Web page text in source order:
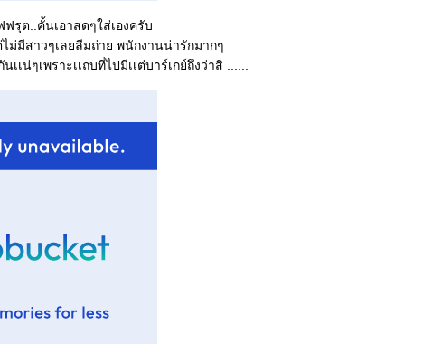
รุต..คั้นเอาสดๆใส่เองครับ
ไม่มีสาวๆเลยลืมถ่าย พนักงานน่ารักมากๆ
เน่ๆเพราะเเถบที่ไปมีเเต่บาร์เกย์ถึงว่าสิ ......